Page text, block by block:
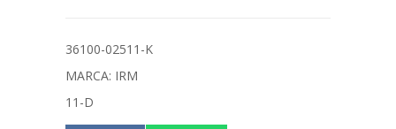
36100-02511-K
MARCA: IRM
11-D